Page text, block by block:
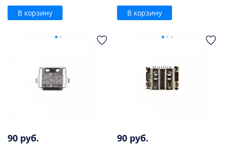
В корзину В корзину
90 руб. 90 руб.